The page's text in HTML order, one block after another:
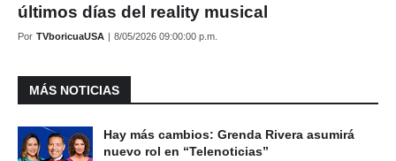
últimos días del reality musical
Por TVboricuaUSA | 8/05/2026 09:00:00 p.m.
MÁS NOTICIAS
Hay más cambios: Grenda Rivera asumirá
nuevo rol en “Telenoticias”